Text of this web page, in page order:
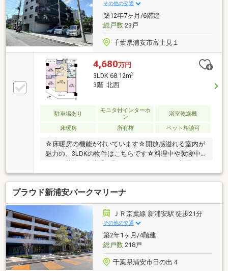
設も魅力。オートロック・宅配ボックスを備え、ペッ
ト飼育も可能です（規約有）。
その他の交通
築12年7ヶ月/6階建
総戸数23戸
千葉県浦安市富士見１
4,680万円
3LDK 68.12m2
3階 北西
駐車場あり
モニタ付インターホ
ン
浴室乾燥機
床暖房 所有権 ペット相談可
☆床暖房の機能が付いています☆開放感溢れる室内が
魅力の、3LDKの物件はこちらです☆料理中や就寝中の
クスから受け取ることができます☆TVインターホン付
きなので、部屋から訪問者の顔を確認できます☆動線
を意識したデザインのシステムキッチン付きで作業能
率が上がります☆追焚機能浴室は利便性が高いので、
あって損はありません(#^^#)
プラウド新浦安パークマリーナ
ＪＲ京葉線 新浦安駅 徒歩21分
その他の交通
築2年1ヶ月/4階建
総戸数218戸
千葉県浦安市日の出４